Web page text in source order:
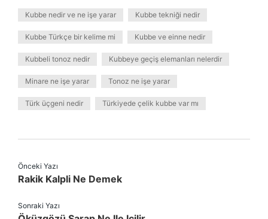
Kubbe nedir ve ne işe yarar Kubbe tekniği nedir
Kubbe Türkçe bir kelime mi Kubbe ve einne nedir
Kubbeli tonoz nedir Kubbeye geçiş elemanları nelerdir
Minare ne işe yarar Tonoz ne işe yarar
Türk üçgeni nedir Türkiyede çelik kubbe var mı
Önceki Yazı
Rakik Kalpli Ne Demek
Sonraki Yazı